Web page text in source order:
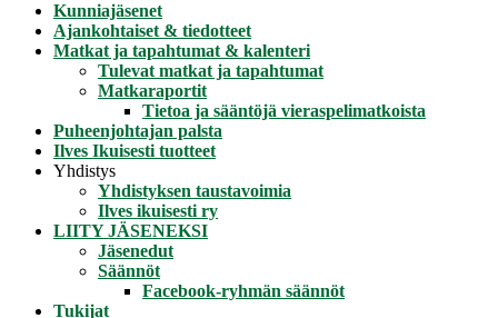
Kunniajäsenet
Ajankohtaiset & tiedotteet
Matkat ja tapahtumat & kalenteri
Tulevat matkat ja tapahtumat
Matkaraportit
Tietoa ja sääntöjä vieraspelimatkoista
Puheenjohtajan palsta
Ilves Ikuisesti tuotteet
Yhdistys
Yhdistyksen taustavoimia
Ilves ikuisesti ry
LIITY JÄSENEKSI
Jäsenedut
Säännöt
Facebook-ryhmän säännöt
Tukijat